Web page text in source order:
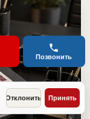
Отклонить Принять
Позвонить